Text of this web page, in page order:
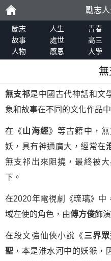
勵
志
勵志
勵志 人生 青春
故事
處世 高三
人物
感恩 大學
無支祁是中國古代神話和文
象和故事在不同的文化作品
在《山海經》等古籍中，
妖，具有神通廣大，經常在
無支祁出來阻撓，最終被
下。
在2020年電視劇《琉璃》中
域左使的角色，由傅方俊飾演
在段文強仙俠小說《 三界
聖 ，本是淮水河中的妖猴，